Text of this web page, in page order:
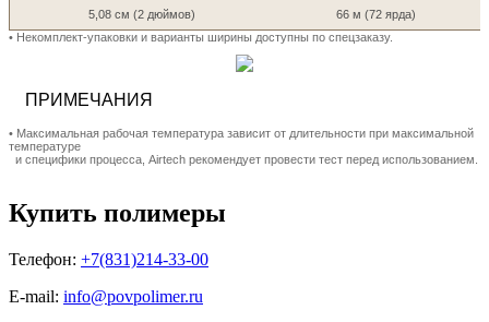
5,08 см (2 дюймов)
66 м (72 ярда)
• Hекомплект-упаковки и варианты ширины доступны по спецзаказу.
ПРИМЕЧАНИЯ
• Максимальная рабочая температура зависит от длительности при максимальной
температуре
и специфики процесса, Airtech рекомендует провести тест перед использованием.
Купить полимеры
Телефон: +7(831)214-33-00
E-mail: info@povpolimer.ru